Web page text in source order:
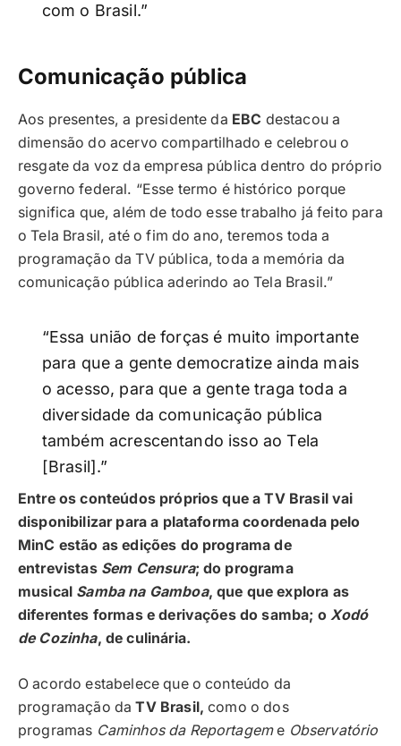
com o Brasil.”
Comunicação pública
Aos presentes, a presidente da EBC destacou a
dimensão do acervo compartilhado e celebrou o
resgate da voz da empresa pública dentro do próprio
governo federal. “Esse termo é histórico porque
significa que, além de todo esse trabalho já feito para
o Tela Brasil, até o fim do ano, teremos toda a
programação da TV pública, toda a memória da
comunicação pública aderindo ao Tela Brasil.”
“Essa união de forças é muito importante
para que a gente democratize ainda mais
o acesso, para que a gente traga toda a
diversidade da comunicação pública
também acrescentando isso ao Tela
[Brasil].”
Entre os conteúdos próprios que a TV Brasil vai
disponibilizar para a plataforma coordenada pelo
MinC estão as edições do programa de
entrevistas Sem Censura; do programa
musical Samba na Gamboa, que que explora as
diferentes formas e derivações do samba; o Xodó
de Cozinha, de culinária.
O acordo estabelece que o conteúdo da
programação daTV Brasil,como o dos
programas Caminhos da Reportageme Observatório